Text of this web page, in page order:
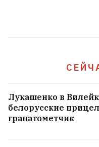
Лукашенко в
белорусские
гранатометчик
что будет дальше
«Об этот
каждый день».
на